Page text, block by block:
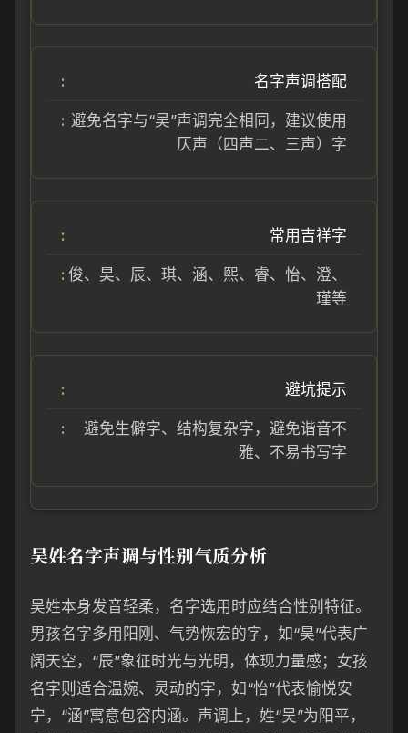
名字声调搭配
避免名字与“吴”声调完全相同，建议使用
仄声（四声二、三声）字
常用吉祥字
俊、昊、辰、琪、涵、熙、睿、怡、澄、
瑾等
避坑提示
避免生僻字、结构复杂字，避免谐音不
雅、不易书写字
吴姓名字声调与性别气质分析
吴姓本身发音轻柔，名字选用时应结合性别特征。
男孩名字多用阳刚、气势恢宏的字，如“昊”代表广
阔天空，“辰”象征时光与光明，体现力量感；女孩
名字则适合温婉、灵动的字，如“怡”代表愉悦安
宁，“涵”寓意包容内涵。声调上，姓“吴”为阳平，